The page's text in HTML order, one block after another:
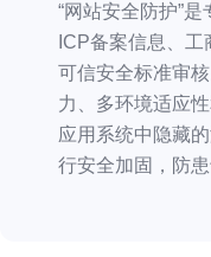
“网站安全防护”
ICP备案信息、
可信安全标准审
力、多环境适应
应用系统中隐藏
行安全加固，防患